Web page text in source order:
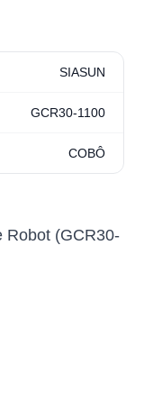
SIASUN
GCR30-1100
COBÔ
Robot (GCR30-